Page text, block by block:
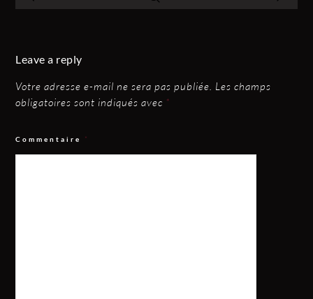
Leave a reply
Votre adresse e-mail ne sera pas publiée. Les champs
obligatoires sont indiqués avec *
Commentaire *